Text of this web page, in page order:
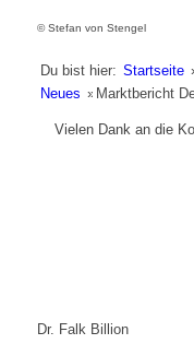
© Stefan von Stengel
Du bist hier: Startseite
Neues » Marktbericht
Vielen Dank an die
Dr. Falk Billion